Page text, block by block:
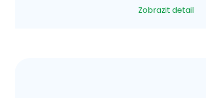
Zobrazit detail